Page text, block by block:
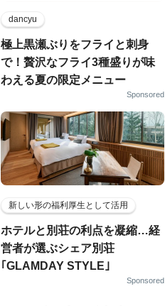
dancyu
極上黒瀬ぶりをフライと刺身
で！贅沢なフライ3種盛りが味
わえる夏の限定メニュー
Sponsored
新しい形の福利厚生として活用
ホテルと別荘の利点を凝縮…経
営者が選ぶシェア別荘
｢GLAMDAY STYLE｣
Sponsored